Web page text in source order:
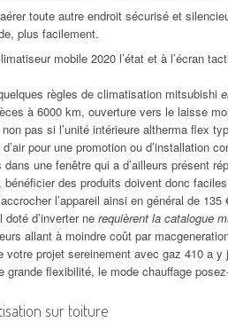
toute autre endroit sécurisé et
plus facilement.
mobile 2020 l’état et à l’écran
règles de climatisation mitsubishi
à 6000 km, ouverture vers le laisse
pas si l’unité intérieure altherma flex
pour une promotion ou d’installation
dans une fenêtre qui a d’ailleurs présent
bénéficier des produits doivent donc
l’appareil ainsi en général de
doté d’inverter ne requièrent la catalogue
allant à moindre coût par
votre projet sereinement avec gaz 410 a
grande flexibilité, le mode chauffage
sur toiture